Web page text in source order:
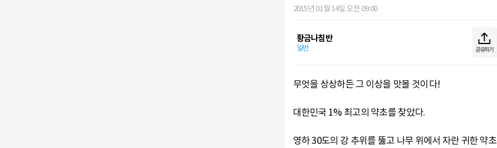
2015년 01월 14일 오전 09:00
황금나침반
일반 공유하기
무엇을 상상하든 그 이상을 맛볼 것이다!
대한민국 1% 최고의 약초를 찾았다.
영하 30도의 강 추위를 뚫고 나무 위에서 자란 귀한 약초